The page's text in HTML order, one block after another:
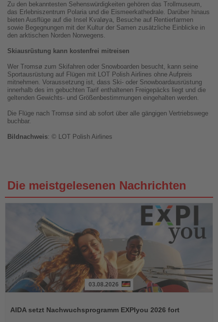
Zu den bekanntesten Sehenswürdigkeiten gehören das Trollmuseum,
das Erlebniszentrum Polaria und die Eismeerkathedrale. Darüber hinaus
bieten Ausflüge auf die Insel Kvaløya, Besuche auf Rentierfarmen
sowie Begegnungen mit der Kultur der Samen zusätzliche Einblicke in
den arktischen Norden Norwegens.
Skiausrüstung kann kostenfrei mitreisen
Wer Tromsø zum Skifahren oder Snowboarden besucht, kann seine
Sportausrüstung auf Flügen mit LOT Polish Airlines ohne Aufpreis
mitnehmen. Voraussetzung ist, dass Ski- oder Snowboardausrüstung
innerhalb des im gebuchten Tarif enthaltenen Freigepäcks liegt und die
geltenden Gewichts- und Größenbestimmungen eingehalten werden.
Die Flüge nach Tromsø sind ab sofort über alle gängigen Vertriebswege
buchbar.
Bildnachweis: © LOT Polish Airlines
Die meistgelesenen Nachrichten
die
03.08.2026
AIDA setzt Nachwuchsprogramm EXPIyou 2026 fort